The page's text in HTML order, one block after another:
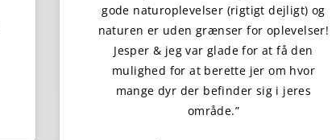
gode naturoplevelser (rigtigt dejligt) og
naturen er uden grænser for oplevelser!
Jesper & jeg var glade for at få den
mulighed for at berette jer om hvor
mange dyr der befinder sig i jeres
område.”